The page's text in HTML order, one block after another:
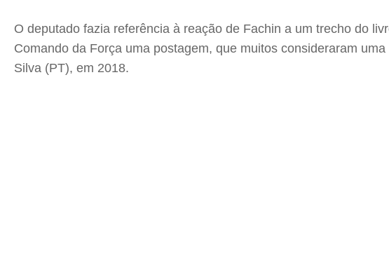
O deputado fazia referência à reação de Fachin a um trecho do
Comando da Força uma postagem, que muitos consideraram
Silva (PT), em 2018.